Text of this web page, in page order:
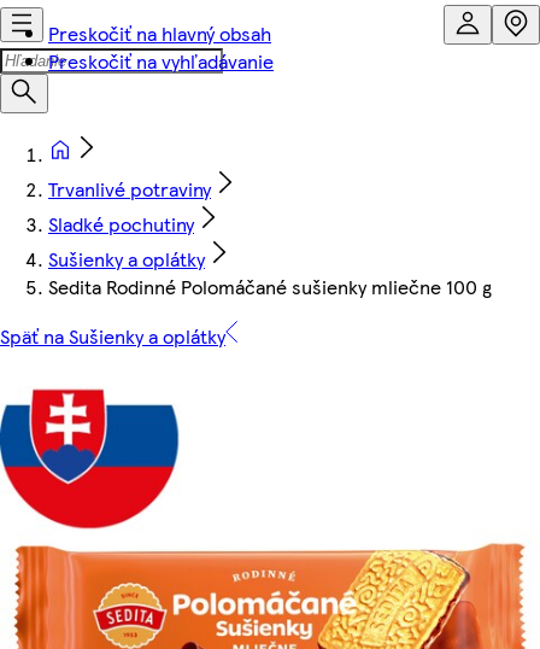
Preskočiť na hlavný obsah
Preskočiť na vyhľadávanie
Trvanlivé potraviny
Sladké pochutiny
Sušienky a oplátky
Sedita Rodinné Polomáčané sušienky mliečne 100 g
Späť na Sušienky a oplátky